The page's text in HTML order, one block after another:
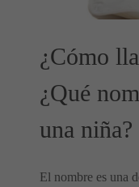
¿Cómo
¿Qué
una niña?
El nombre es una